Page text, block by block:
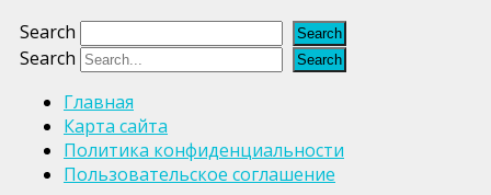
Search
Search
Главная
Карта сайта
Политика конфиденциальности
Пользовательское соглашение